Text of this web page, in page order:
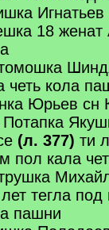
18 женат
четь кола
Юрьев сн
Потапка
(л. 377) ти
пол кала
тегла под
пашни